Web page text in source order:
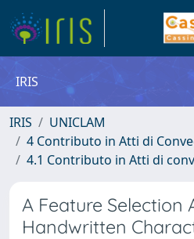
IRIS
IRIS
UNICLAM
4 Contributo in Atti di
4.1 Contributo in Atti di
A Feature Selection
Handwritten